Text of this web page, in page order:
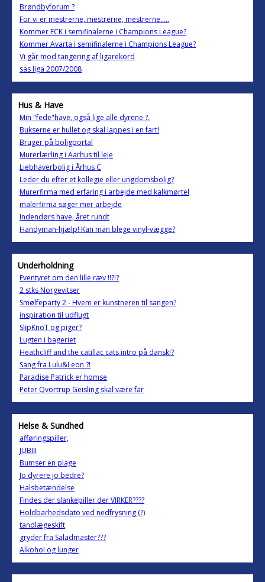
Brøndbyforum ?
For vi er mestrerne, mestrerne, mestrerne.....
Kommer FCK i semifinalerne i Champions League?
Kommer Avarta i semifinalerne i Champions League?
Vi går mod tangering af ligarekord
sas liga 2007/2008
Hus & Have
Min "fede"have, også lige alle dyrene ?.
Bukserne er hullet og skal lappes i en fart!
Bruger på boligportal
Murerlærling i Aarhus til leje
Liebhaverbolig i Århus C
Leder du efter et kollegie eller ungdomsbolig?
Murerfirma med erfaring i arbejde med kalkmørtel
malerfirma søger mer arbejde
Indendørs have, året rundt
Handyman-hjælp! Kan man blege vinyl-vægge?
Underholdning
Eventyret om den lille ræv !!?!?
2 stks Norgevitser
Smølfeparty 2 - Hvem er kunstneren til sangen?
inspiration til udflugt
SlipKnoT og piger?
Lugten i bageriet
Heathcliff and the catillac cats intro på dansk!?
Sang fra Lulu&Leon ?!
Paradise Patrick er homse
Peter Qvortrup Geisling skal være far
Helse & Sundhed
afføringspiller,
JUBIII
Bumser en plage
Jo dyrere jo bedre?
Halsbetændelse
Findes der slankepiller der VIRKER????
Holdbarhedsdato ved nedfrysning (?)
tandlægeskift
gryder fra Saladmaster???
Alkohol og lunger